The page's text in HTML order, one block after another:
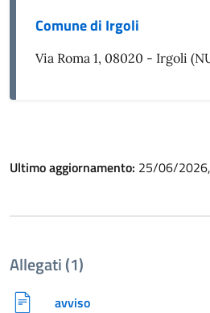
Comune di Irgoli
Via Roma 1, 08020 - Irgoli
Ultimo aggiornamento: 25/06/
Allegati (1)
avviso